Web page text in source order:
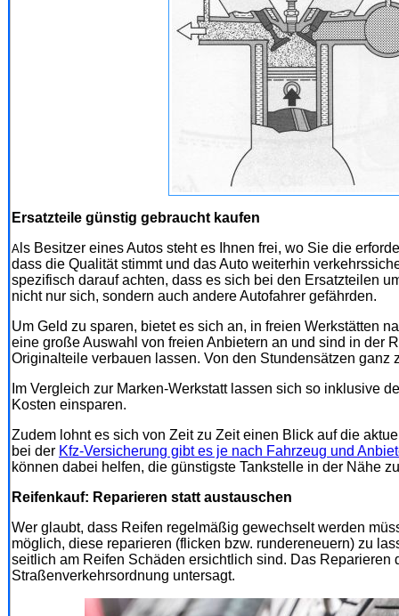
Ersatzteile günstig gebraucht kaufen
A ls Besitzer eines Autos steht es Ihnen frei, wo Sie die
dass die Qualität stimmt und das Auto weiterhin
spezifisch darauf achten, dass es sich bei den Ersatzteilen
nicht nur sich, sondern auch andere Autofahrer gefährden.
Um Geld zu sparen, bietet es sich an, in freien Werkstätten
eine große Auswahl von freien Anbietern an und sind in der
Originalteile verbauen lassen. Von den Stundensätzen ganz
Im Vergleich zur Marken-Werkstatt lassen sich so inklusive
Kosten einsparen.
Zudem lohnt es sich von Zeit zu Zeit einen Blick auf die
bei der Kfz-Versicherung gibt es je nach Fahrzeug und
können dabei helfen, die günstigste Tankstelle in der Nähe
Reifenkauf: Reparieren statt austauschen
Wer glaubt, dass Reifen regelmäßig gewechselt werden
möglich, diese reparieren (flicken bzw. rundereneuern) zu
seitlich am Reifen Schäden ersichtlich sind. Das Reparieren
Straßenverkehrsordnung untersagt.